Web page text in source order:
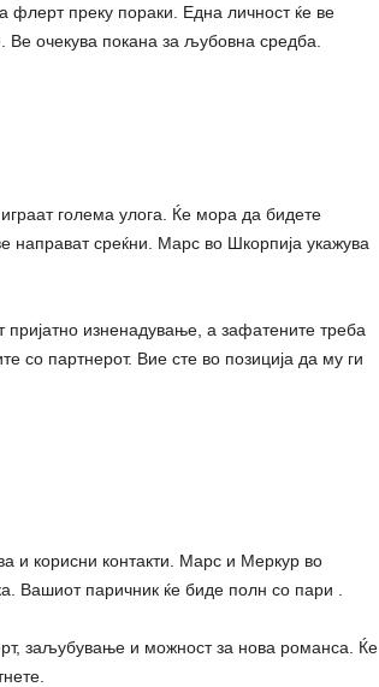
флерт преку пораки. Една личност ќе ве
Ве очекува покана за љубовна средба.
голема улога. Ќе мора да бидете
направат среќни. Марс во Шкорпија укажува
изненадување, а зафатените треба
со партнерот. Вие сте во позиција да му ги
и корисни контакти. Марс и Меркур во
Вашиот паричник ќе биде полн со пари .
заљубување и можност за нова романса. Ќе